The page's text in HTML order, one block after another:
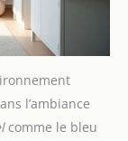
l’ambiance
comme le bleu